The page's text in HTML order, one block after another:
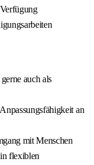
auch als
an
mit Menschen
flexiblen